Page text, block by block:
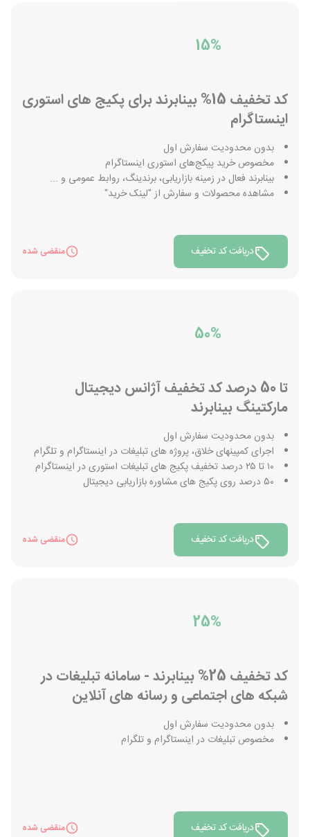
15%
کد تخفیف 15% بینابرند برای پکیج های استوری
اینستاگرام
بدون محدودیت سفارش اول
مخصوص خرید پیکج‌های استوری اینستاگرام
بینابرند فعال در زمینه بازاریابی، برندینگ، روابط عمومی و ...
مشاهده محصولات و سفارش از "لینک خرید"
دریافت کد تخفیف منقضی شده
50%
تا 50 درصد کد تخفیف آژانس دیجیتال
مارکتینگ بینابرند
بدون محدودیت سفارش اول
اجرای کمپینهای خلاق، پروژه های تبلیغات در اینستاگرام و تلگرام
۱۰ تا ۲۵ درصد تخفیف پکیج های تبلیغات استوری در اینستاگرام
۵۰ درصد روی پکیج های مشاوره بازاریابی دیجیتال
دریافت کد تخفیف منقضی شده
25%
کد تخفیف 25% بینابرند - سامانه تبلیغات در
شبکه های اجتماعی و رسانه های آنلاین
بدون محدودیت سفارش اول
مخصوص تبلیغات در اینستاگرام و تلگرام
دریافت کد تخفیف منقضی شده